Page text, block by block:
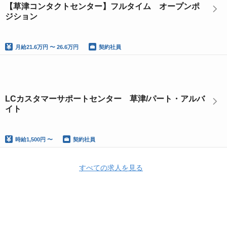
【草津コンタクトセンター】フルタイム オープンポ
ジション
月給21.6万円 〜 26.6万円 契約社員
LCカスタマーサポートセンター 草津/パート・アルバ
イト
時給1,500円 〜 契約社員
すべての求人を見る